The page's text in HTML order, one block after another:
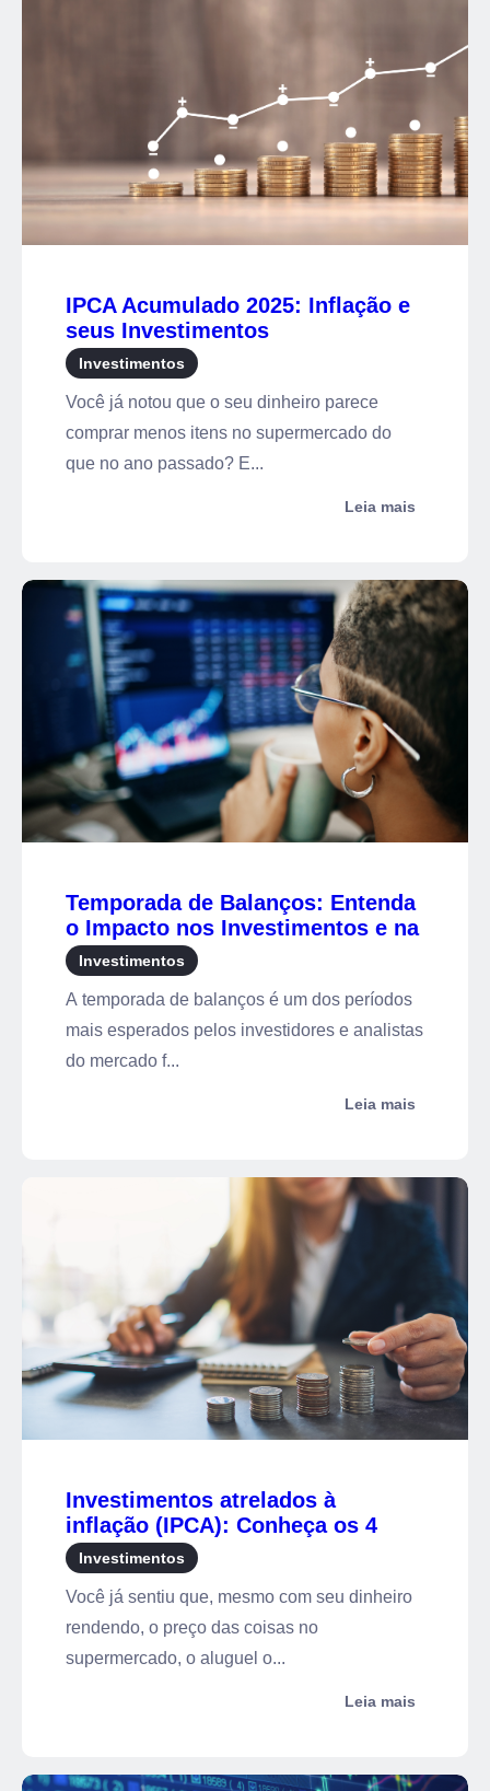
IPCA Acumulado 2025: Inflação e
seus Investimentos
Investimentos
Você já notou que o seu dinheiro parece
comprar menos itens no supermercado do
que no ano passado? E...
Leia mais
Temporada de Balanços: Entenda
o Impacto nos Investimentos e na
Economia
Investimentos
A temporada de balanços é um dos períodos
mais esperados pelos investidores e analistas
do mercado f...
Leia mais
Investimentos atrelados à
inflação (IPCA): Conheça os 4
principais
Investimentos
Você já sentiu que, mesmo com seu dinheiro
rendendo, o preço das coisas no
supermercado, o aluguel o...
Leia mais